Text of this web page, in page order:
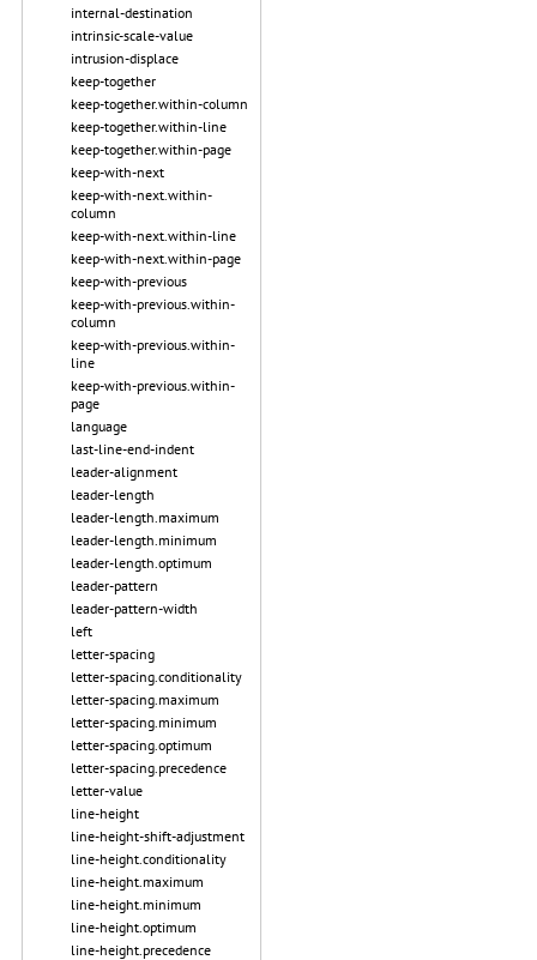
internal-destination
intrinsic-scale-value
intrusion-displace
keep-together
keep-together.within-column
keep-together.within-line
keep-together.within-page
keep-with-next
keep-with-next.within-
column
keep-with-next.within-line
keep-with-next.within-page
keep-with-previous
keep-with-previous.within-
column
keep-with-previous.within-
line
keep-with-previous.within-
page
language
last-line-end-indent
leader-alignment
leader-length
leader-length.maximum
leader-length.minimum
leader-length.optimum
leader-pattern
leader-pattern-width
left
letter-spacing
letter-spacing.conditionality
letter-spacing.maximum
letter-spacing.minimum
letter-spacing.optimum
letter-spacing.precedence
letter-value
line-height
line-height-shift-adjustment
line-height.conditionality
line-height.maximum
line-height.minimum
line-height.optimum
line-height.precedence